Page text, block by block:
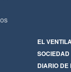
EL
SOCIEDAD
DIARIO